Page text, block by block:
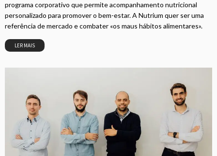
programa corporativo que permite acompanhamento nutricional
personalizado para promover o bem-estar. A Nutrium quer ser uma
referência de mercado e combater «os maus hábitos alimentares».
LER MAIS